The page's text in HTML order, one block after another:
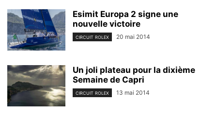
Esimit Europa 2 signe une
nouvelle victoire
CIRCUIT ROLEX 20 mai 2014
Un joli plateau pour la dixième
Semaine de Capri
CIRCUIT ROLEX 13 mai 2014